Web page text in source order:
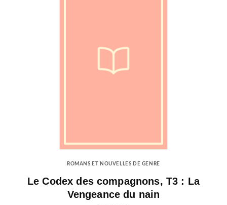
ROMANS ET NOUVELLES DE GENRE
Le Codex des compagnons, T3 : La
Vengeance du nain